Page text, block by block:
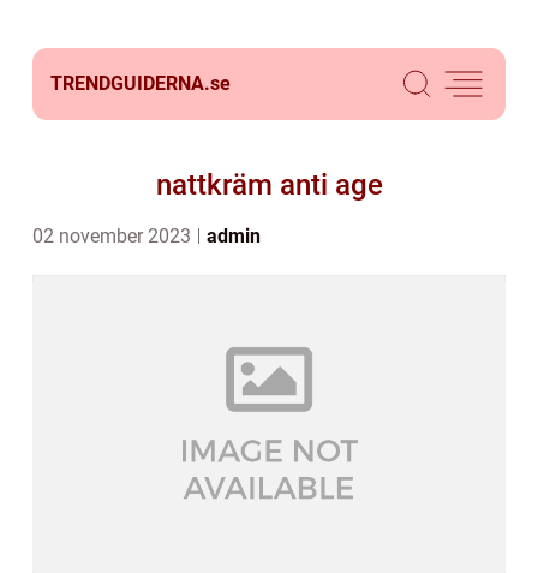
TRENDGUIDERNA.se
nattkräm anti age
02 november 2023 admin